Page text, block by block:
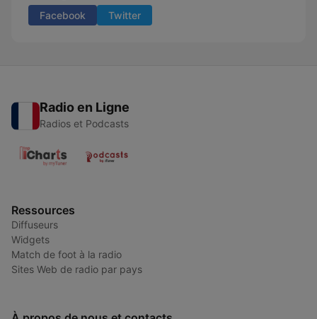
Facebook Twitter
Radio en Ligne
Radios et Podcasts
Ressources
Diffuseurs
Widgets
Match de foot à la radio
Sites Web de radio par pays